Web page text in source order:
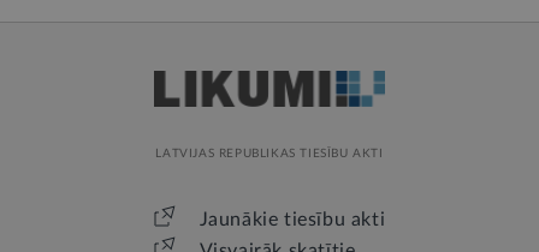
LATVIJAS REPUBLIKAS TIESĪBU AKTI
Jaunākie tiesību akti